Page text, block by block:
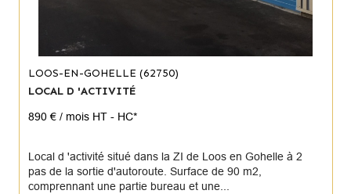
LOOS-EN-GOHELLE (62750)
LOCAL D 'ACTIVITÉ
890 € / mois HT - HC*
Local d 'activité situé dans la ZI de Loos en Gohelle à 2
pas de la sortie d'autoroute. Surface de 90 m2,
comprennant une partie bureau et une...